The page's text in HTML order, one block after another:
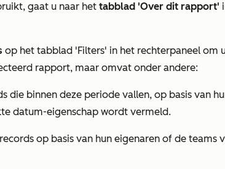
gaat u naar het tabblad 'Over dit rapport'
op het tabblad 'Filters' in het rechterpaneel om
rapport, maar omvat onder andere:
die binnen deze periode vallen, op basis van
datum-eigenschap wordt vermeld.
op basis van hun eigenaren of de teams